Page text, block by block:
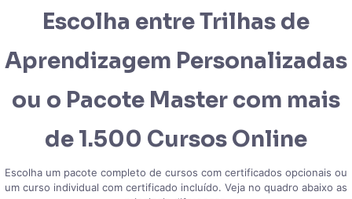
Escolha entre Trilhas de
Aprendizagem Personalizadas
ou o Pacote Master com mais
de 1.500 Cursos Online
Escolha um pacote completo de cursos com certificados opcionais ou
um curso individual com certificado incluído. Veja no quadro abaixo as